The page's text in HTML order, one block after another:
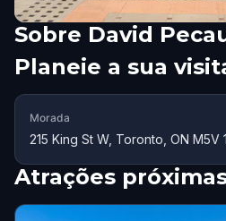
Sobre David
Planeie a sua
Morada
215 King St W, Toronto, ON M5V
Atrações